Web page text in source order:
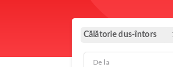
Călătorie dus-întors
De la